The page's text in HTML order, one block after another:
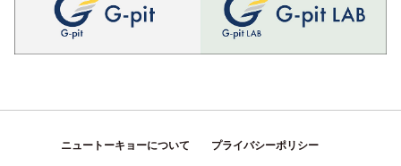
ニュートーキョーについて プライバシーポリシー